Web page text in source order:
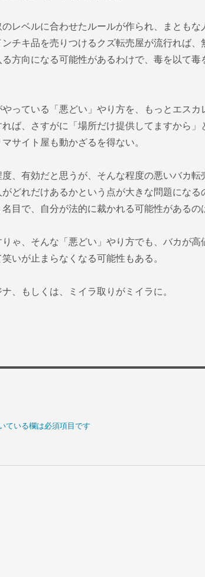
レベルに合わせたルールが作られ、まともな
チキ品を売りつけるクズ転売屋が流行れば、
方向になる可能性があるわけで、毒を以て毒
っている「悪どい」やり方を、もっとエスカ
ば、さすがに「場所だけ提供してますから」
サイト屋も動かざるを得ない。
度、有効だと思うが、そんな程度の悪いバカ転
どれだけあるかという点が大きな問題になる
目で、自分が法的に裁かれる可能性があるの
りゃ、そんな「悪どい」やり方でも、バカが高
いが止まらなくなる可能性もある。
、もしくは、ミイラ取りがミイラに。
ている欄は必須項目です